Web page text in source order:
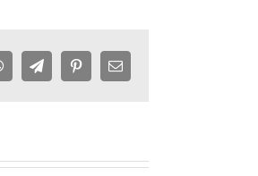
TelegramPinterest
E-
Mail